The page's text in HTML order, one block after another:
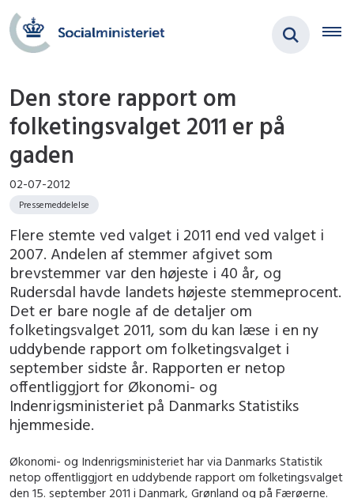
Den store rapport om
folketingsvalget 2011 er på
gaden
02-07-2012
Pressemeddelelse
Flere stemte ved valget i 2011 end ved valget i
2007. Andelen af stemmer afgivet som
brevstemmer var den højeste i 40 år, og
Rudersdal havde landets højeste stemmeprocent.
Det er bare nogle af de detaljer om
folketingsvalget 2011, som du kan læse i en ny
uddybende rapport om folketingsvalget i
september sidste år. Rapporten er netop
offentliggjort for Økonomi- og
Indenrigsministeriet på Danmarks Statistiks
hjemmeside.
Økonomi- og Indenrigsministeriet har via Danmarks Statistik
netop offentliggjort en uddybende rapport om folketingsvalget
den 15. september 2011 i Danmark, Grønland og på Færøerne.